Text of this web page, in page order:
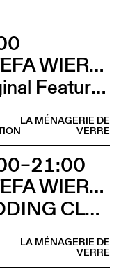
LATEFA WIERSCH
Original Features
LA MÉNAGERIE DE
VERRE
LATEFA WIERSCH & EMMA MURRAY
PUDDING CLUB
LA MÉNAGERIE DE
VERRE